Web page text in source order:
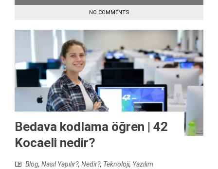
NO COMMENTS
Bedava kodlama öğren | 42
Kocaeli nedir?
Blog, Nasıl Yapılır?, Nedir?, Teknoloji, Yazılım